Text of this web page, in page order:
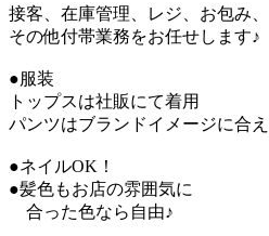
接客、在庫管理、レジ、お包み、
その他付帯業務をお任せします♪
●服装
トップスは社販にて着用
パンツはブランドイメージに合
●ネイルOK！
●髪色もお店の雰囲気に
合った色なら自由♪